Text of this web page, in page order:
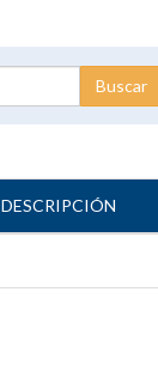
DESCRIPCIÓN